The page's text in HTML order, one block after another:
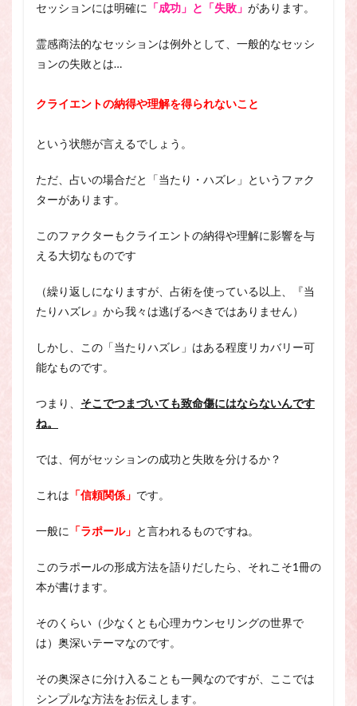
セッションには明確に 「成功」と「失敗」 があります。
霊感商法的なセッションは例外として、一般的なセッシ
ョンの失敗とは…
クライエントの納得や理解を得られないこと
という状態が言えるでしょう。
ただ、占いの場合だと「当たり・ハズレ」というファク
ターがあります。
このファクターもクライエントの納得や理解に影響を与
える大切なものです
（繰り返しになりますが、占術を使っている以上、『当
たりハズレ』から我々は逃げるべきではありません）
しかし、この「当たりハズレ」はある程度リカバリー可
能なものです。
つまり、 そこでつまづいても致命傷にはならないんです
ね。
では、何がセッションの成功と失敗を分けるか？
これは 「信頼関係」 です。
一般に 「ラポール」 と言われるものですね。
このラポールの形成方法を語りだしたら、それこそ1冊の
本が書けます。
そのくらい（少なくとも心理カウンセリングの世界で
は）奥深いテーマなのです。
その奥深さに分け入ることも一興なのですが、ここでは
シンプルな方法をお伝えします。